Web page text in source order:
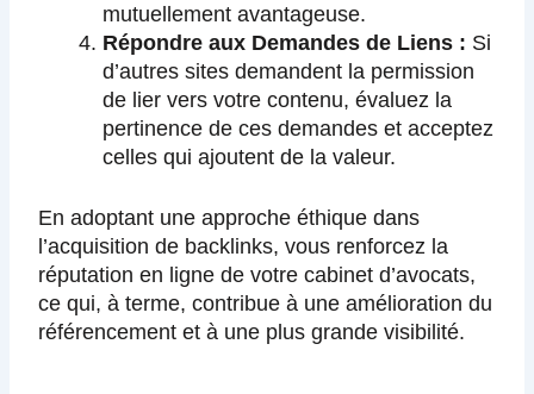
mutuellement avantageuse.
Répondre aux Demandes de Liens : Si
d’autres sites demandent la permission
de lier vers votre contenu, évaluez la
pertinence de ces demandes et acceptez
celles qui ajoutent de la valeur.
En adoptant une approche éthique dans
l’acquisition de backlinks, vous renforcez la
réputation en ligne de votre cabinet d’avocats,
ce qui, à terme, contribue à une amélioration du
référencement et à une plus grande visibilité.